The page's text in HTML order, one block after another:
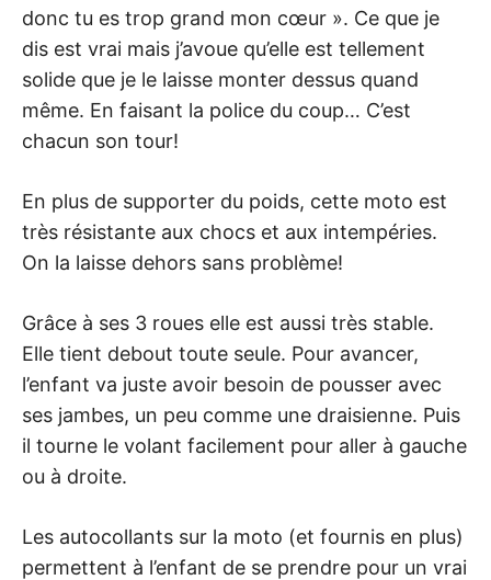
donc tu es trop grand mon cœur ». Ce que je
dis est vrai mais j’avoue qu’elle est tellement
solide que je le laisse monter dessus quand
même. En faisant la police du coup… C’est
chacun son tour!
En plus de supporter du poids, cette moto est
très résistante aux chocs et aux intempéries.
On la laisse dehors sans problème!
Grâce à ses 3 roues elle est aussi très stable.
Elle tient debout toute seule. Pour avancer,
l’enfant va juste avoir besoin de pousser avec
ses jambes, un peu comme une draisienne. Puis
il tourne le volant facilement pour aller à gauche
ou à droite.
Les autocollants sur la moto (et fournis en plus)
permettent à l’enfant de se prendre pour un vrai